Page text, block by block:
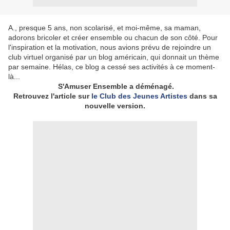
A., presque 5 ans, non scolarisé, et moi-même, sa maman,
adorons bricoler et créer ensemble ou chacun de son côté. Pour
l'inspiration et la motivation, nous avions prévu de rejoindre un
club virtuel organisé par un blog américain, qui donnait un thème
par semaine. Hélas, ce blog a cessé ses activités à ce moment-
là...
S'Amuser Ensemble a déménagé.
Retrouvez l'article sur le Club des Jeunes Artistesdans sa
nouvelle version.